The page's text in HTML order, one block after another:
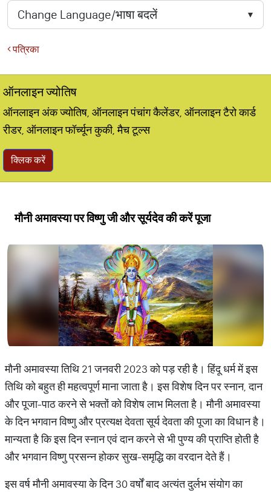
पत्रिका
ऑनलाइन ज्योतिष
ऑनलाइन अंक ज्योतिष, ऑनलाइन पंचांग कैलेंडर, ऑनलाइन टैरो कार्ड
रीडर, ऑनलाइन फॉर्च्यून कुकी, मैच टूल्स
क्लिक करें
मौनी अमावस्या पर विष्णु जी और सूर्यदेव की करें पूजा
मौनी अमावस्या तिथि 21 जनवरी 2023 को पड़ रही है। हिंदू धर्म में इस
तिथि को बहुत ही महत्वपूर्ण माना जाता है। इस विशेष दिन पर स्नान, दान
और पूजा-पाठ करने से भक्तों को विशेष लाभ मिलता है। मौनी अमावस्या
के दिन भगवान विष्णु और प्रत्यक्ष देवता सूर्य देवता की पूजा का विधान है।
मान्यता है कि इस दिन स्नान एवं दान करने से भी पुण्य की प्राप्ति होती है
और भगवान विष्णु प्रसन्न होकर सुख-समृद्धि का वरदान देते हैं।
इस वर्ष मौनी अमावस्या के दिन 30 वर्षों बाद अत्यंत दुर्लभ संयोग का